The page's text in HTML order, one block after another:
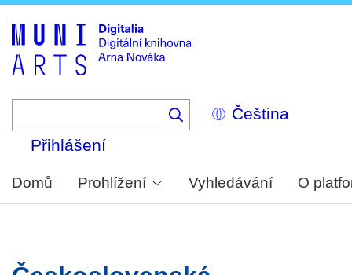
Select
your
Přihlášení
Domů Prohlížení Vyhledávání O